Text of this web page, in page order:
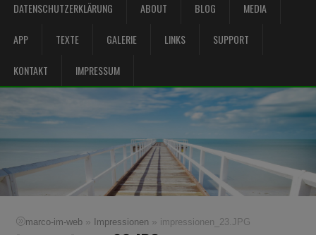
DATENSCHUTZERKLÄRUNG ABOUT BLOG MEDIA
APP TEXTE GALERIE LINKS SUPPORT
KONTAKT IMPRESSUM
marco-im-web » Impressionen » impressionen_23.JPG